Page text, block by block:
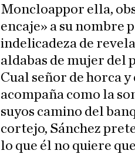
Moncloappor ella,
encaje» a su nombre
indelicadeza de
aldabas de mujer del
Cual señor de horca
acompaña como la
suyos camino del
cortejo, Sánchez
lo que él no quiere